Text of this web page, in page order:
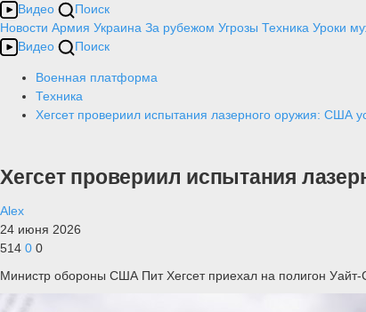
Видео
Поиск
Новости Армия Украина За рубежом Угрозы Техника Уроки
Видео
Поиск
Военная платформа
Техника
Хегсет провериил испытания лазерного оружия: США
Хегсет провериил испытания
Alex
24 июня 2026
514 0 0
Министр обороны США Пит Хегсет приехал на полигон